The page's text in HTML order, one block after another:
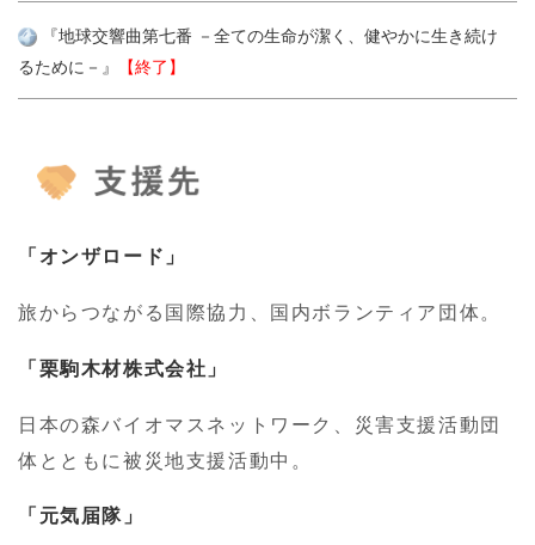
『地球交響曲第七番 －全ての生命が潔く、健やかに生き続け
るために－』
【終了】
「オンザロード」
旅からつながる国際協力、国内ボランティア団体。
「栗駒木材株式会社」
日本の森バイオマスネットワーク、災害支援活動団
体とともに被災地支援活動中。
「元気届隊」